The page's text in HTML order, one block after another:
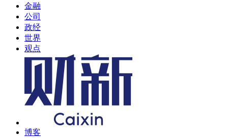
金融
公司
政经
世界
观点
博客